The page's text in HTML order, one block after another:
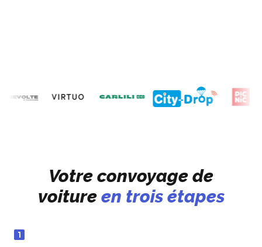
Votre convoyage de
voiture en trois étapes